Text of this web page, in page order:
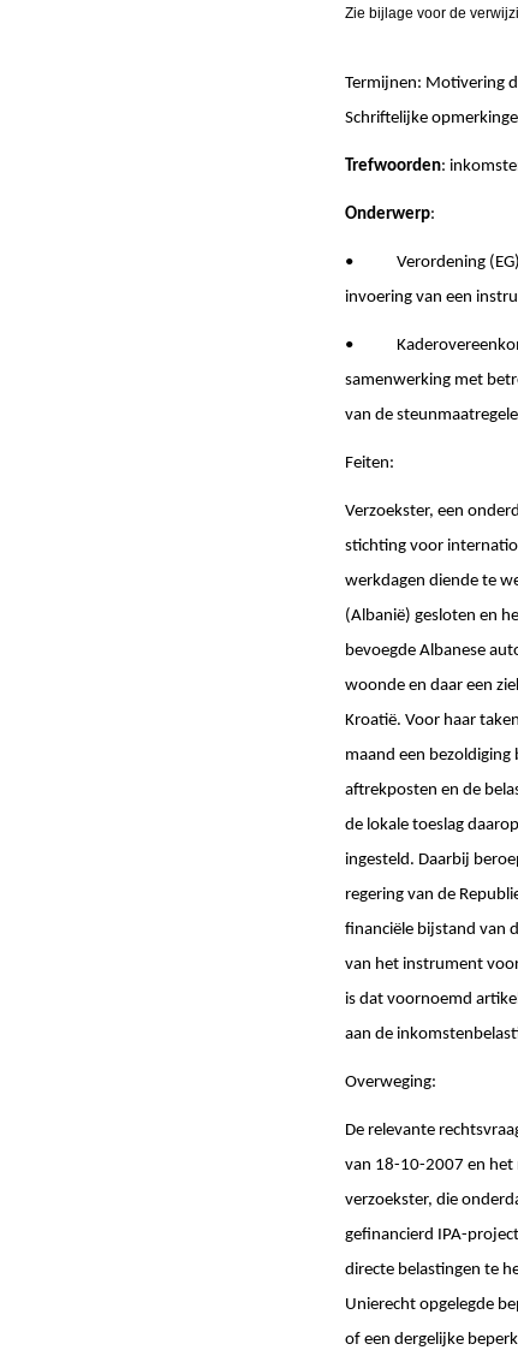
Zie bijlage voor de
Termijnen: Motivering
Schriftelijke
Trefwoorden:
Onderwerp:
• Verordening (EG)
invoering van een
• Kaderovereenkomst
samenwerking met
van de
Feiten:
Verzoekster, een
stichting voor
werkdagen diende te
(Albanië) gesloten en
bevoegde Albanese
woonde en daar een
Kroatië. Voor haar
maand een bezoldiging
aftrekposten en de
de lokale toeslag
ingesteld. Daarbij
regering van de
financiële bijstand van
van het instrument
is dat voornoemd
aan de
Overweging:
De relevante
van 18-10-2007 en het
verzoekster, die
gefinancierd IPA-
directe belastingen te
Unierecht opgelegde
of een dergelijke